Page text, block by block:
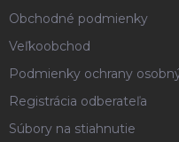
Obchodné podmienky
Veľkoobchod
Podmienky ochrany
Registrácia odberateľa
Súbory na stiahnutie